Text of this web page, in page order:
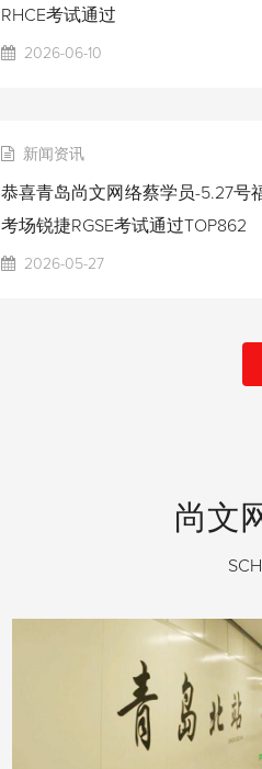
RHCE考试通过
2026-06-10
新闻资讯
恭喜青岛尚文网络蔡学员-5.27号
考场锐捷RGSE考试通过TOP862
2026-05-27
尚文